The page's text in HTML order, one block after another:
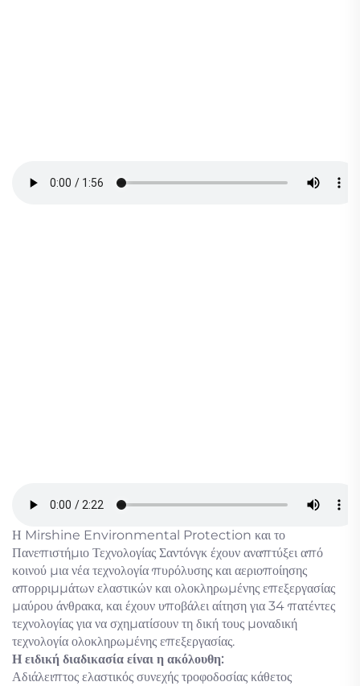
Η Mirshine Environmental Protection και το
Πανεπιστήμιο Τεχνολογίας Σαντόνγκ έχουν αναπτύξει από
κοινού μια νέα τεχνολογία πυρόλυσης και αεριοποίησης
απορριμμάτων ελαστικών και ολοκληρωμένης επεξεργασίας
μαύρου άνθρακα, και έχουν υποβάλει αίτηση για 34 πατέντες
τεχνολογίας για να σχηματίσουν τη δική τους μοναδική
τεχνολογία ολοκληρωμένης επεξεργασίας.
Η ειδική διαδικασία είναι η ακόλουθη:
Αδιάλειπτος ελαστικός συνεχής τροφοδοσίας κάθετος